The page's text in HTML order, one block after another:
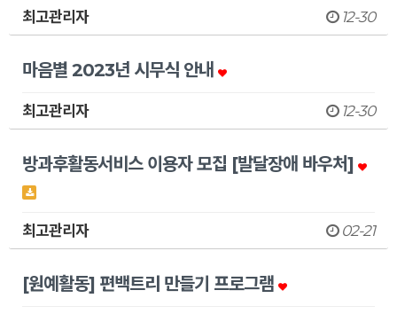
최고관리자 12-30
마음별 2023년 시무식 안내
최고관리자 12-30
방과후활동서비스 이용자 모집 [발달장애 바우처]
최고관리자 02-21
[원예활동] 편백트리 만들기 프로그램